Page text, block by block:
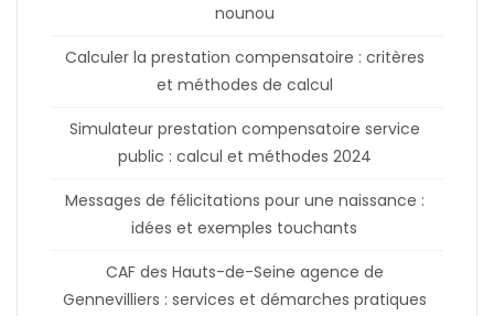
nounou
Calculer la prestation compensatoire : critères
et méthodes de calcul
Simulateur prestation compensatoire service
public : calcul et méthodes 2024
Messages de félicitations pour une naissance :
idées et exemples touchants
CAF des Hauts-de-Seine agence de
Gennevilliers : services et démarches pratiques